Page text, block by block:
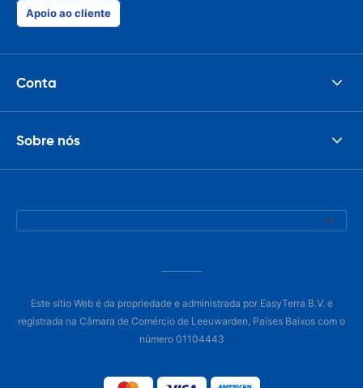
Apoio ao cliente
Conta
Sobre nós
Este sítio Web é da propriedade e administrada por EasyTerra B.V. e
registrada na Câmara de Comércio de Leeuwarden, Países Baixos com o
número 01104443